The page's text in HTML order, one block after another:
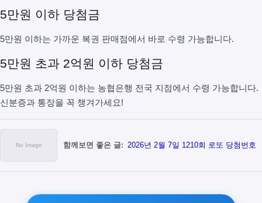
5만원 이하 당첨금
5만원 이하는 가까운 복권 판매점에서 바로 수령 가능합니다.
5만원 초과 2억원 이하 당첨금
5만원 초과 2억원 이하는 농협은행 전국 지점에서 수령 가능합니다.
신분증과 통장을 꼭 챙겨가세요!
함께보면 좋은 글: 2026년 2월 7일 1210회 로또 당첨번호